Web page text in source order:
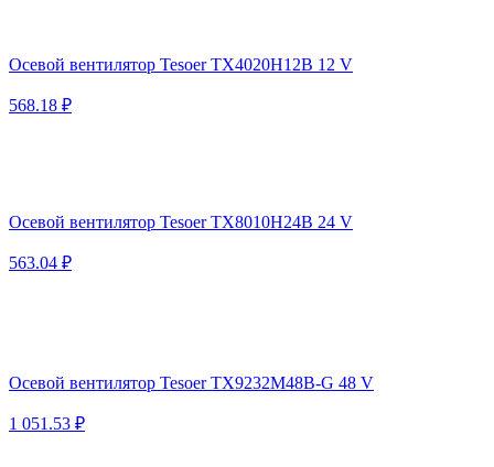
Осевой вентилятор Tesoer TX4020H12B 12 V
568.18 ₽
Осевой вентилятор Tesoer TX8010H24B 24 V
563.04 ₽
Осевой вентилятор Tesoer TX9232M48B-G 48 V
1 051.53 ₽